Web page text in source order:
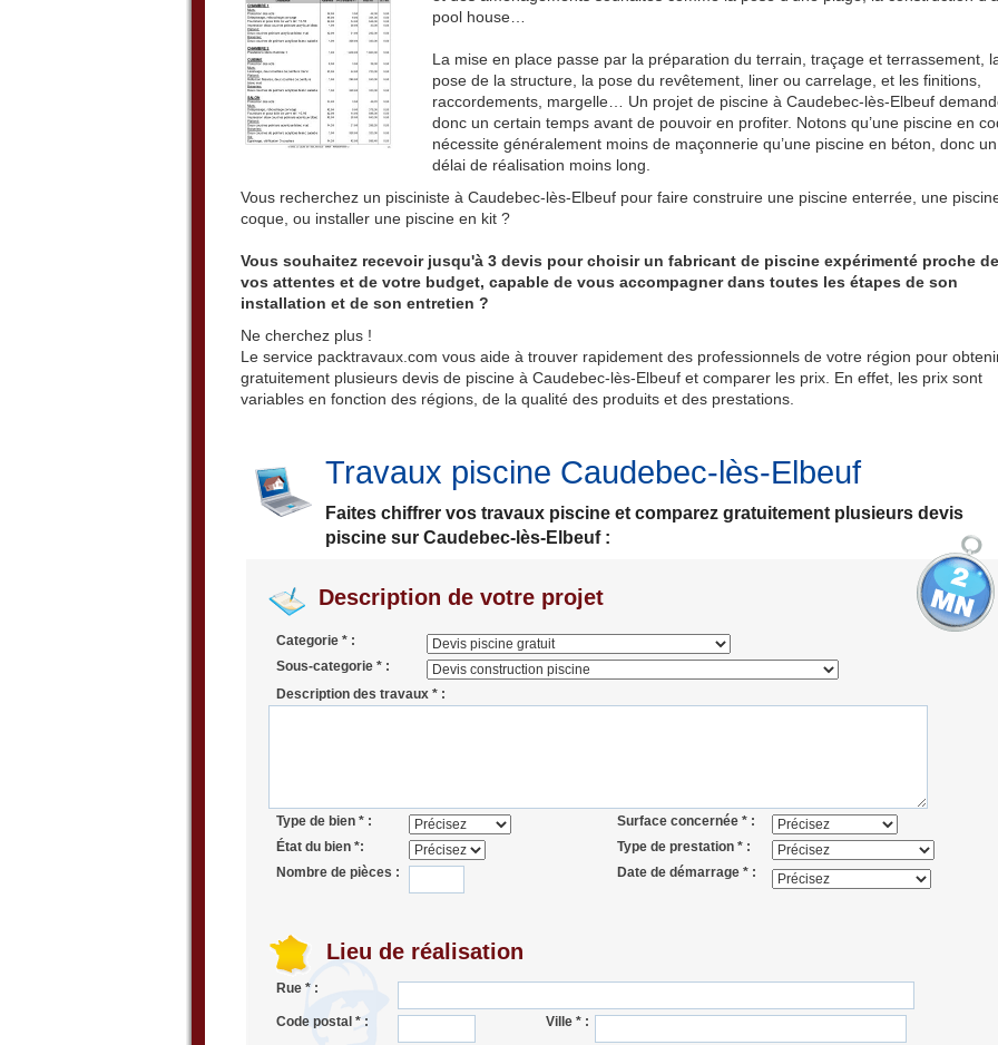
pool house…
La mise en place passe par la préparation du terrain, traçage et terrassement,
pose de la structure, la pose du revêtement, liner ou carrelage, et les finitions,
raccordements, margelle… Un projet de piscine à Caudebec-lès-Elbeuf
donc un certain temps avant de pouvoir en profiter. Notons qu’une piscine en
nécessite généralement moins de maçonnerie qu’une piscine en béton, donc un
délai de réalisation moins long.
Vous recherchez un pisciniste à Caudebec-lès-Elbeuf pour faire construire une piscine enterrée, une
coque, ou installer une piscine en kit ?
Vous souhaitez recevoir jusqu'à 3 devis pour choisir un fabricant de piscine expérimenté proche de
vos attentes et de votre budget, capable de vous accompagner dans toutes les étapes de son
installation et de son entretien ?
Ne cherchez plus !
Le service packtravaux.com vous aide à trouver rapidement des professionnels de votre région pour
gratuitement plusieurs devis de piscine à Caudebec-lès-Elbeuf et comparer les prix. En effet, les prix sont
variables en fonction des régions, de la qualité des produits et des prestations.
Travaux piscine Caudebec-lès-Elbeuf
Faites chiffrer vos travaux piscine et comparez gratuitement plusieurs devis
piscine sur Caudebec-lès-Elbeuf :
Description de votre projet
Categorie * :
Sous-categorie * :
Description des travaux * :
Type de bien * :
Surface concernée * :
État du bien *:
Type de prestation * :
Nombre de pièces :
Date de démarrage * :
Lieu de réalisation
Rue * :
Code postal * : Ville * :